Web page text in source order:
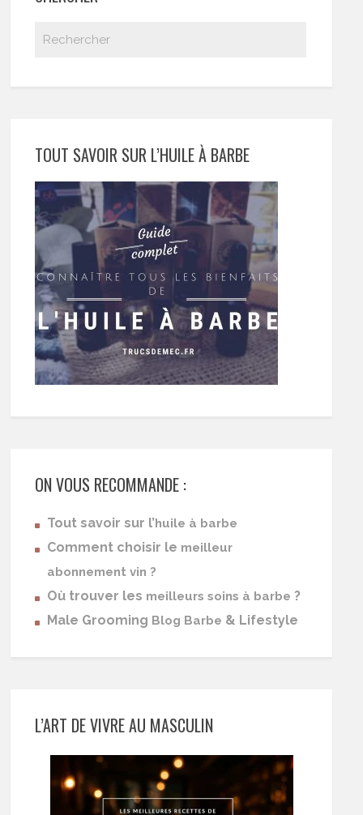
TOUT SAVOIR SUR L’HUILE À BARBE
ON VOUS RECOMMANDE :
Tout savoir sur l’huile à barbe
Comment choisir le meilleur
abonnement vin ?
Où trouver les meilleurs soins à barbe ?
Male Grooming Blog Barbe & Lifestyle
L’ART DE VIVRE AU MASCULIN